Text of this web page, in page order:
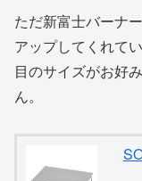
ただ新富士バーナ
アップしてくれて
目のサイズがお好
ん。